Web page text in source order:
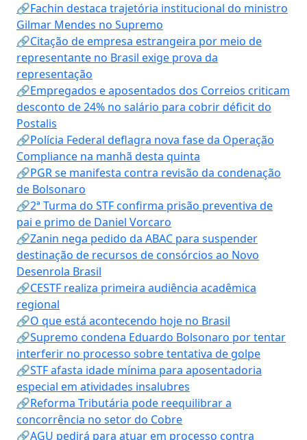
🔗Fachin destaca trajetória institucional do ministro
Gilmar Mendes no Supremo
🔗Citação de empresa estrangeira por meio de
representante no Brasil exige prova da
representação
🔗Empregados e aposentados dos Correios criticam
desconto de 24% no salário para cobrir déficit do
Postalis
🔗Polícia Federal deflagra nova fase da Operação
Compliance na manhã desta quinta
🔗PGR se manifesta contra revisão da condenação
de Bolsonaro
🔗2ª Turma do STF confirma prisão preventiva de
pai e primo de Daniel Vorcaro
🔗Zanin nega pedido da ABAC para suspender
destinação de recursos de consórcios ao Novo
Desenrola Brasil
🔗CESTF realiza primeira audiência acadêmica
regional
🔗O que está acontecendo hoje no Brasil
🔗Supremo condena Eduardo Bolsonaro por tentar
interferir no processo sobre tentativa de golpe
🔗STF afasta idade mínima para aposentadoria
especial em atividades insalubres
🔗Reforma Tributária pode reequilibrar a
concorrência no setor do Cobre
🔗AGU pedirá para atuar em processo contra